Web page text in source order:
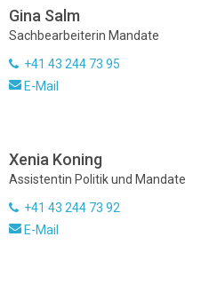
Gina Salm
Sachbearbeiterin Mandate
+41 43 244 73 95
E-Mail
Xenia Koning
Assistentin Politik und Mandate
+41 43 244 73 92
E-Mail